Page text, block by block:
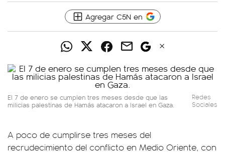
Agregar C5N en
El 7 de enero se cumplen tres meses desde que las
milicias palestinas de Hamás atacaron a Israel en Gaza.
Redes
Sociales
A poco de cumplirse tres meses del
recrudecimiento del conflicto en Medio Oriente, con